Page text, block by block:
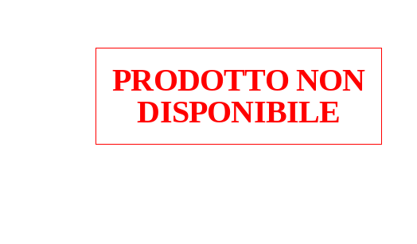
PRODOTTO NON
DISPONIBILE